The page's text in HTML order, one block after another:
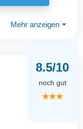
Mehr anzeigen ⏷
8.5/10
noch gut
★★★